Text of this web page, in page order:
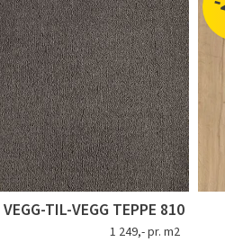
TIL-VEGG TEPPE 810
1 249,- pr. m2